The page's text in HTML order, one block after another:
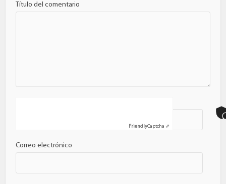
Título del comentario
Correo electrónico
FriendlyCaptcha ⇗